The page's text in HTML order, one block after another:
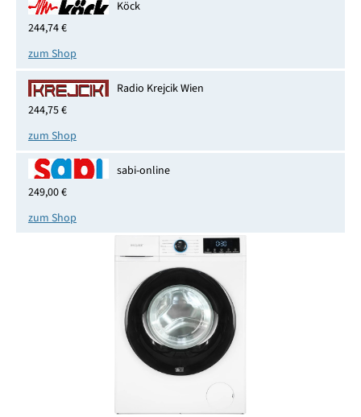
Köck
244,74 €
zum Shop
Radio Krejcik Wien
244,75 €
zum Shop
sabi-online
249,00 €
zum Shop